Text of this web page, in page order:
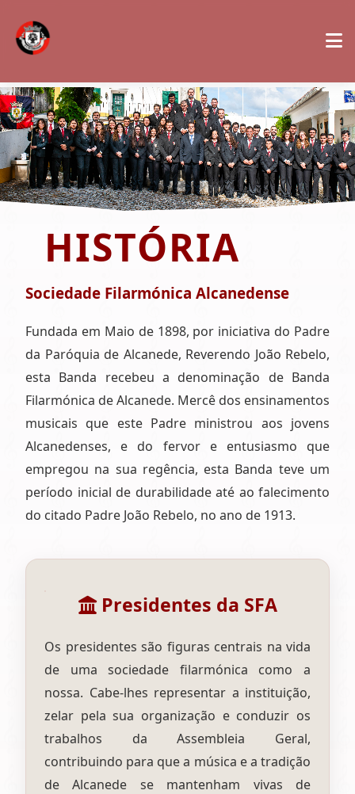
HISTÓRIA
Sociedade Filarmónica Alcanedense
Fundada em Maio de 1898, por iniciativa do Padre
da Paróquia de Alcanede, Reverendo João Rebelo,
esta Banda recebeu a denominação de Banda
Filarmónica de Alcanede. Mercê dos ensinamentos
musicais que este Padre ministrou aos jovens
Alcanedenses, e do fervor e entusiasmo que
empregou na sua regência, esta Banda teve um
período inicial de durabilidade até ao falecimento
do citado Padre João Rebelo, no ano de 1913.
Presidentes da SFA
Os presidentes são figuras centrais na vida
de uma sociedade filarmónica como a
nossa. Cabe-lhes representar a instituição,
zelar pela sua organização e conduzir os
trabalhos da Assembleia Geral,
contribuindo para que a música e a tradição
de Alcanede se mantenham vivas de